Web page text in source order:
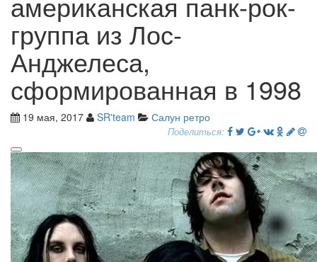
группа из Лос-
Анджелеса,
сформированная в 1998
19 мая, 2017 SR'team Салун ретро
Поделиться: